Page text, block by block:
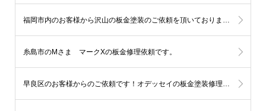
福岡市内のお客様から沢山の板金塗装のご依頼を頂いております。
糸島市のMさま マークXの板金修理依頼です。
早良区のお客様からのご依頼です！オデッセイの板金塗装修理（左ドア、クオーター）